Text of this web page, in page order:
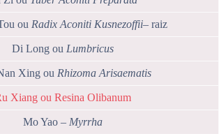
ou Radix Aconiti Kusnezoffii– raiz
Di Long ou Lumbricus
Xing ou Rhizoma Arisaematis
Xiang ou Resina Olibanum
Mo Yao – Myrrha